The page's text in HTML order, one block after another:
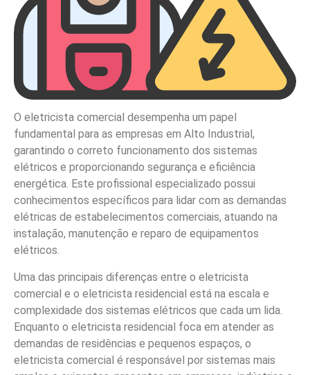
O eletricista comercial desempenha um papel
fundamental para as empresas em Alto Industrial,
garantindo o correto funcionamento dos sistemas
elétricos e proporcionando segurança e eficiência
energética. Este profissional especializado possui
conhecimentos específicos para lidar com as demandas
elétricas de estabelecimentos comerciais, atuando na
instalação, manutenção e reparo de equipamentos
elétricos.
Uma das principais diferenças entre o eletricista
comercial e o eletricista residencial está na escala e
complexidade dos sistemas elétricos que cada um lida.
Enquanto o eletricista residencial foca em atender as
demandas de residências e pequenos espaços, o
eletricista comercial é responsável por sistemas mais